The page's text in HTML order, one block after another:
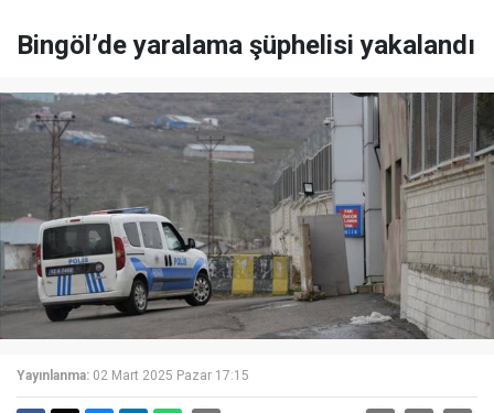
Bingöl’de yaralama şüphelisi yakalandı
Yayınlanma: 02 Mart 2025 Pazar 17:15